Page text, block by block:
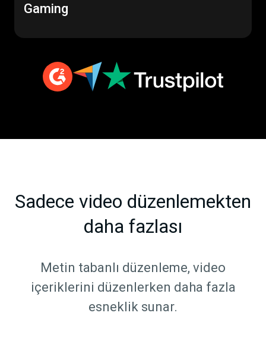
Gaming
Sadece video düzenlemekten
daha fazlası
Metin tabanlı düzenleme, video
içeriklerini düzenlerken daha fazla
esneklik sunar.